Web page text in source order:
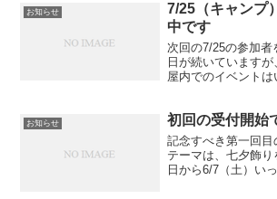
お知らせ
7/25（キャンプ
中です
次回の7/25の参加
日が続いています
屋内でのイベント
お知らせ 初回の受付開始
記念すべき第一回
テーマは、七夕飾
日から6/7（土）い